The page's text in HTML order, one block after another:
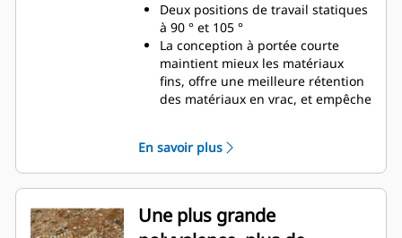
Deux positions de travail statiques
à 90 ° et 105 °
La conception à portée courte
maintient mieux les matériaux
fins, offre une meilleure rétention
des matériaux en vrac, et empêche
Compatibilité étendue entre les
machines en raison d'une
conception plus légère
Augmentez votre productivité de
manière régulière là où un godet
En savoir plus
Une plus grande